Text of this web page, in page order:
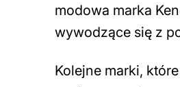
modowa marka
wywodzące się z
Kolejne marki,